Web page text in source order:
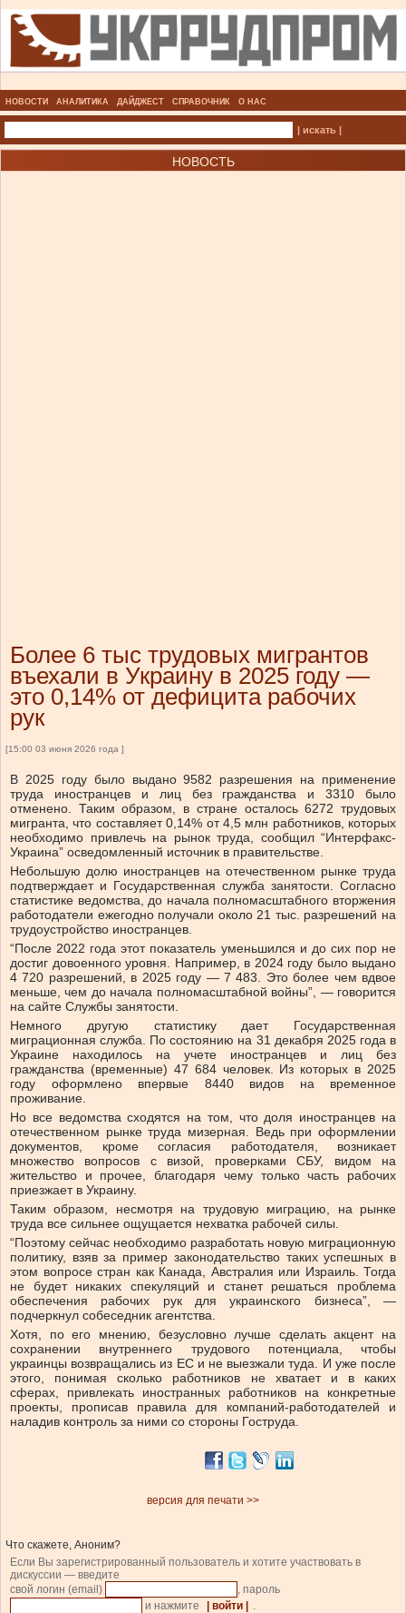
НОВОСТИ АНАЛИТИКА ДАЙДЖЕСТ СПРАВОЧНИК О НАС
| искать |
НОВОСТЬ
Более 6 тыс трудовых мигрантов
въехали в Украину в 2025 году —
это 0,14% от дефицита рабочих
рук
[15:00 03 июня 2026 года ]
В 2025 году было выдано 9582 разрешения на применение
труда иностранцев и лиц без гражданства и 3310 было
отменено. Таким образом, в стране осталось 6272 трудовых
мигранта, что составляет 0,14% от 4,5 млн работников, которых
необходимо привлечь на рынок труда, сообщил “Интерфакс-
Украина” осведомленный источник в правительстве.
Небольшую долю иностранцев на отечественном рынке труда
подтверждает и Государственная служба занятости. Согласно
статистике ведомства, до начала полномасштабного вторжения
работодатели ежегодно получали около 21 тыс. разрешений на
трудоустройство иностранцев.
“После 2022 года этот показатель уменьшился и до сих пор не
достиг довоенного уровня. Например, в 2024 году было выдано
4 720 разрешений, в 2025 году — 7 483. Это более чем вдвое
меньше, чем до начала полномасштабной войны”, — говорится
на сайте Службы занятости.
Немного другую статистику дает Государственная
миграционная служба. По состоянию на 31 декабря 2025 года в
Украине находилось на учете иностранцев и лиц без
гражданства (временные) 47 684 человек. Из которых в 2025
году оформлено впервые 8440 видов на временное
проживание.
Но все ведомства сходятся на том, что доля иностранцев на
отечественном рынке труда мизерная. Ведь при оформлении
документов, кроме согласия работодателя, возникает
множество вопросов с визой, проверками СБУ, видом на
жительство и прочее, благодаря чему только часть рабочих
приезжает в Украину.
Таким образом, несмотря на трудовую миграцию, на рынке
труда все сильнее ощущается нехватка рабочей силы.
“Поэтому сейчас необходимо разработать новую миграционную
политику, взяв за пример законодательство таких успешных в
этом вопросе стран как Канада, Австралия или Израиль. Тогда
не будет никаких спекуляций и станет решаться проблема
обеспечения рабочих рук для украинского бизнеса”, —
подчеркнул собеседник агентства.
Хотя, по его мнению, безусловно лучше сделать акцент на
сохранении внутреннего трудового потенциала, чтобы
украинцы возвращались из ЕС и не выезжали туда. И уже после
этого, понимая сколько работников не хватает и в каких
сферах, привлекать иностранных работников на конкретные
проекты, прописав правила для компаний-работодателей и
наладив контроль за ними со стороны Гоструда.
версия для печати >>
Что скажете, Аноним?
Если Вы зарегистрированный пользователь и хотите участвовать в
дискуссии — введите
свой логин (email)
, пароль
и нажмите
| войти |
.